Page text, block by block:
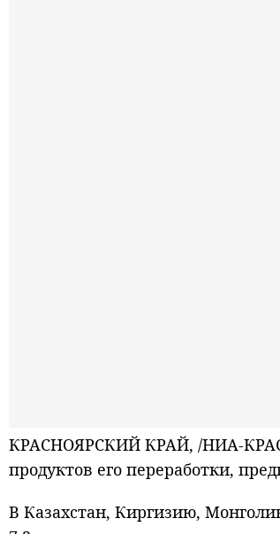
КРАСНОЯРСКИЙ КРАЙ, /НИА-
продуктов его переработки,
В Казахстан, Киргизию,